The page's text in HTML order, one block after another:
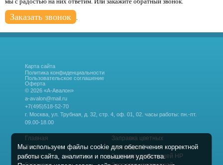
Заказать звонок
Карта сайта
Политика конфиденциальности
Пользовательское соглашение
Оферта
© 2026 «А-Авалон»
a-avalon@mail.ru
+7(495)518-52-70
г. Москва, ул. Трубная, д. 32, стр. 4, оф. 01, 02. часы работы: пн.-пт.
09.00-18.00
Главная
Прайс
Акции
Заправка цветных
картриджей
Заправка картриджей HP
Мы используем файлы cookie для обеспечения корректной
работы сайта, аналитики и повышения удобства.